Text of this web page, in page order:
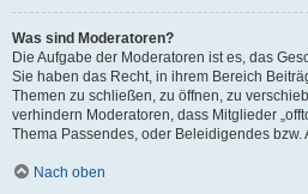
Was sind Moderatoren?
Die Aufgabe der Moderatoren ist es, das
Sie haben das Recht, in ihrem Bereich
Themen zu schließen, zu öffnen, zu
verhindern Moderatoren, dass Mitglieder
Thema Passendes, oder Beleidigendes
Nach oben